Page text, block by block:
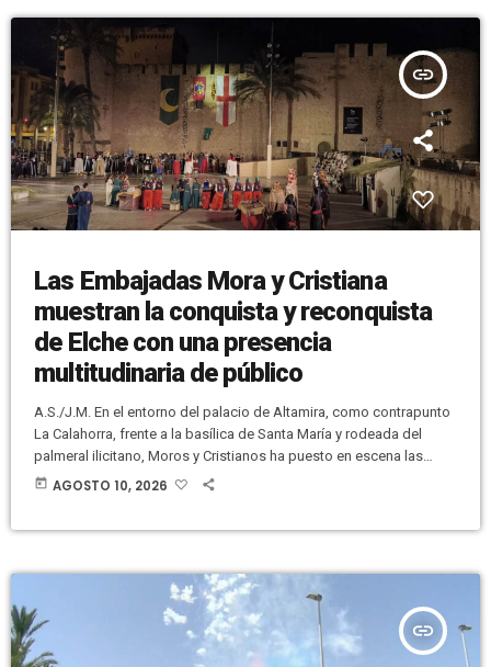
insert_link
Las Embajadas Mora y Cristiana
muestran la conquista y reconquista
de Elche con una presencia
multitudinaria de público
A.S./J.M. En el entorno del palacio de Altamira, como contrapunto
La Calahorra, frente a la basílica de Santa María y rodeada del
palmeral ilicitano, Moros y Cristianos ha puesto en escena las
Embajadas del año 2026. Tal y como viene ocurriendo desde
today AGOSTO 10, 2026
insert_link